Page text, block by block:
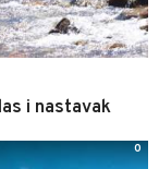
i nastavak
0